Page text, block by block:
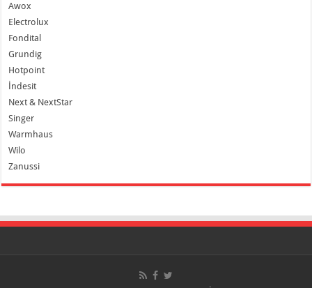
Awox
Electrolux
Fondital
Grundig
Hotpoint
İndesit
Next & NextStar
Singer
Warmhaus
Wilo
Zanussi